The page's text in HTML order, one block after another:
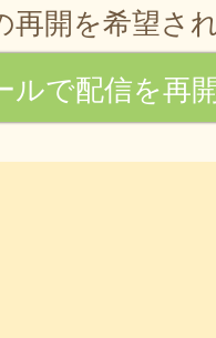
再開を希望さ
ルで配信を再